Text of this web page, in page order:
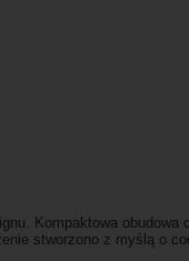
Kompaktowa obudowa
stworzono z myślą o